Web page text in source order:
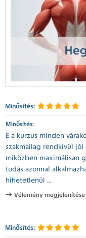
Minősítés:
Minősítés:
E a kurzus minden
szakmailag rendkívül
miközben maximálisan
tudás azonnal
hihetetlenül ...
Vélemény megjelenítése
Minősítés: